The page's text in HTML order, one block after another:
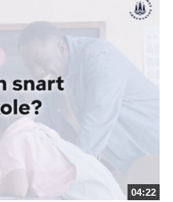
04:22